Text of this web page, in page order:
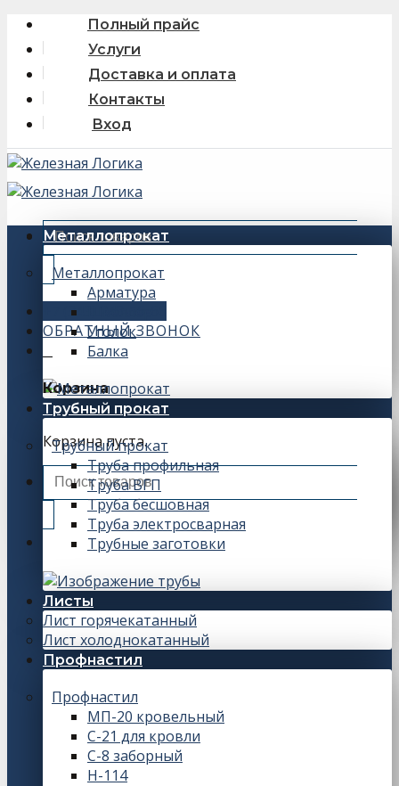
Skip
content
Полный прайс
Услуги
Доставка и оплата
Контакты
Вход
Искать:
+7 (343) 243-56-66
ОБРАТНЫЙ ЗВОНОК
Корзина
Корзина пуста.
Искать:
Металлопрокат
Металлопрокат
Арматура
Уголок
Балка
Трубный прокат
Трубный прокат
Труба профильная
Труба ВГП
Труба бесшовная
Труба электросварная
Трубные заготовки
Листы
Лист горячекатанный
Лист холоднокатанный
Профнастил
Профнастил
МП-20 кровельный
С-21 для кровли
С-8 заборный
Н-114